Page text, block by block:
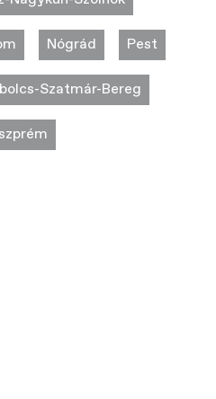
Nógrád Pest
Szatmár-Bereg